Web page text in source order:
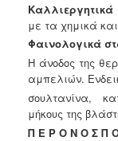
ΤΟΠΟΣ
ΠΟΛΙΤΙΣΜΟΣ
με τα χημικά
Φαινολογικά
Η άνοδος της
αμπελιών.
σουλτανίνα,
μήκους της
Π Ε Ρ Ο Ν Ο Σ Π